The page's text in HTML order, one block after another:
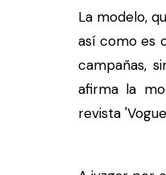
La modelo,
así como es
campañas,
afirma la
revista